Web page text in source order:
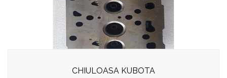
CHIULOASA KUBOTA